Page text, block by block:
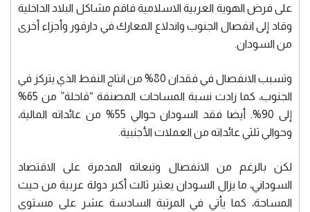
على فرض الهوية العربية الاسلامية فاقم مشاكل البلاد الداخلية
وقاد إلى انفصال الجنوب واندلاع المعارك في دارفور وأجزاء أخرى
من السودان.
وتسبب الانفصال في فقدان 80% من انتاج النفط الذي يتركز في
الجنوب، كما زادت نسبة المساحات المصنفة “قاحلة” من 65%
إلى 90%. أيضا فقد السودان حوالي 55% من عائداته المالية،
وحوالي ثلثي عائداته من العملات الأجنبية.
لكن بالرغم من الانفصال وتبعاته المدمرة على الاقتصاد
السوداني، ما يزال السودان يعتبر ثالث أكبر دولة عربية من حيث
المساحة، كما يأتي في المرتبة السادسة عشر على مستوى